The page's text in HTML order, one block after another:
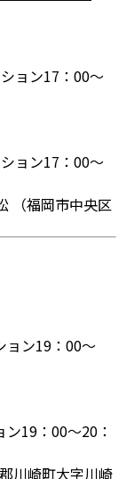
ョン17：00～
ョン17：00～
（福岡市中央区
ン19：00～
19：00～20：
川崎町大字川崎